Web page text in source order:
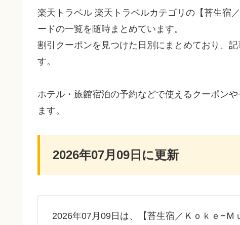
楽天トラベル 楽天トラベルカテゴリの【苔生宿
ードの一覧を随時まとめています。
割引クーポンを見つけた日別にまとめており、
す。
ホテル・旅館宿泊の予約などで使えるクーポン
ます。
2026年07月09日に更新
2026年07月09日は、【苔生宿／Ｋｏｋｅ−